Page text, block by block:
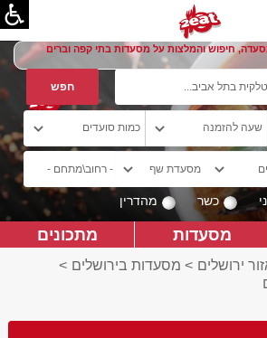
חיפוש והמלצות על מסעדות בתי קפה וברים
כשר מהדרין
מסעדות מתכונים
ירושלים > מסעדות בירושלים >